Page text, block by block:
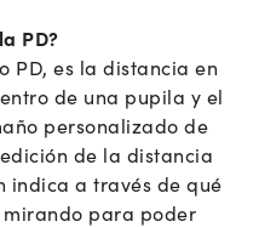
PD?
PD, es la distancia en
de una pupila y el
personalizado de
de la distancia
indica a través de qué
para poder